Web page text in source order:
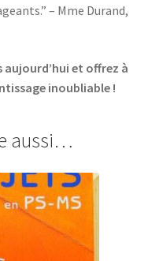
– Mme Durand,
et offrez à
inoubliable !
aussi…